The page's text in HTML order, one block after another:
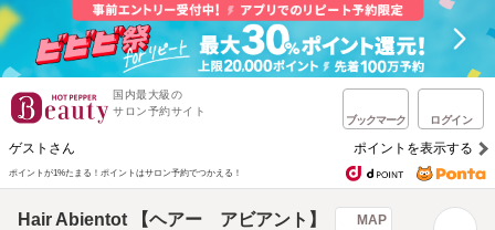
国内最大級の
サロン予約サイト
ブックマーク ログイン
ゲストさん ポイントを表示する
ポイントが1%たまる！ ポイントはサロン予約でつかえる！
Hair Abientot 【ヘアー アビアント】 MAP